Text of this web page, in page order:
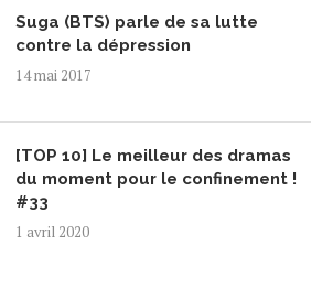
Suga (BTS) parle de sa lutte
contre la dépression
14 mai 2017
[TOP 10] Le meilleur des dramas
du moment pour le confinement !
#33
1 avril 2020